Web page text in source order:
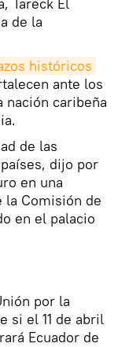
de la
históricos
ante los
nación caribeña
de las
dijo por
en una
la Comisión de
en el palacio
por la
si el 11 de abril
Ecuador de